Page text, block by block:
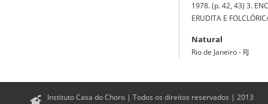
1978. (p. 42, 43) 3.
ERUDITA E
Natural
Rio de Janeiro - RJ
Instituto Casa do Choro | Todos os direitos reservados | 2013